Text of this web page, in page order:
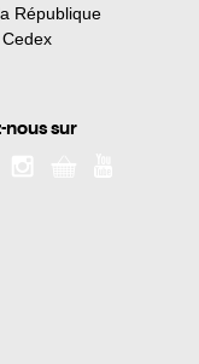
République
nous sur